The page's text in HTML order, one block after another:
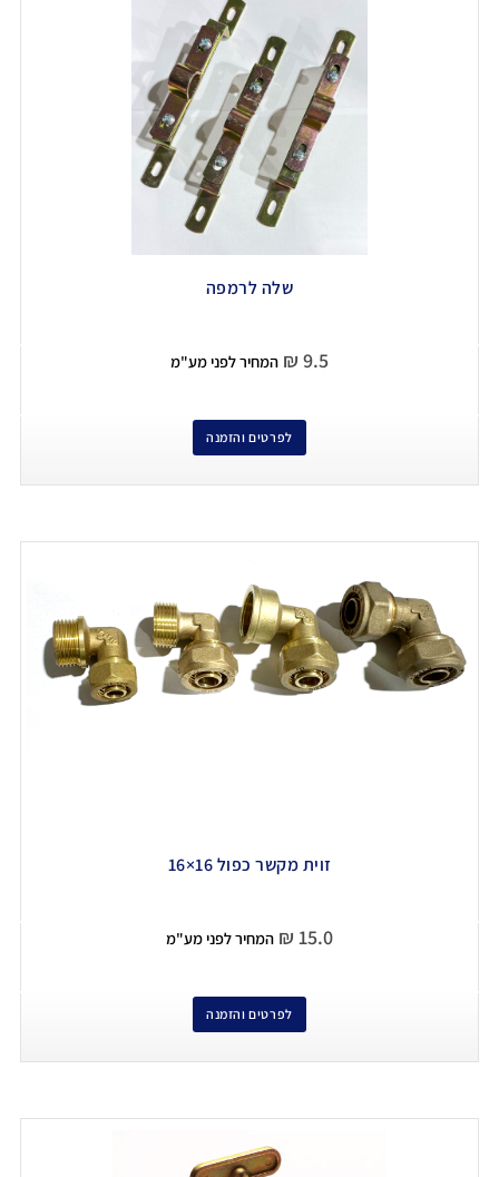
שלה לרמפה
₪ 9.5 המחיר לפני מע"מ
לפרטים והזמנה
זוית מקשר כפול 16×16
₪ 15.0 המחיר לפני מע"מ
לפרטים והזמנה